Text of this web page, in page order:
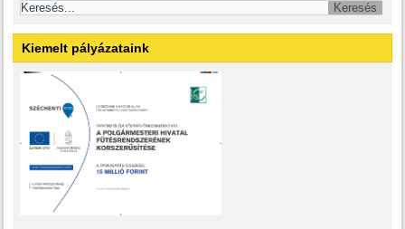
Kiemelt pályázataink